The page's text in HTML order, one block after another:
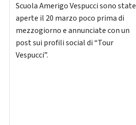
Scuola Amerigo Vespucci sono state
aperte il 20 marzo poco prima di
mezzogiorno e annunciate con un
post sui profili social di “Tour
Vespucci”.